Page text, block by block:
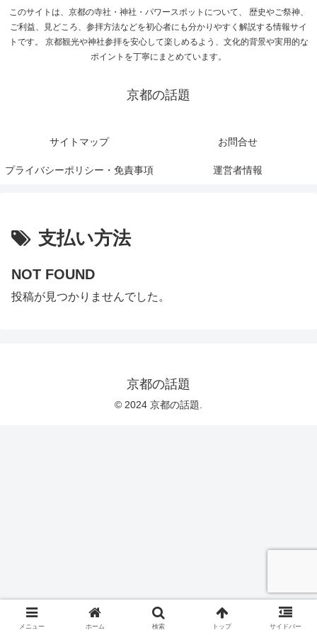
このサイトは、京都の寺社・神社・パワースポットについて、 歴史やご祭神、
ご利益、見どころ、参拝方法などを初心者にも分かりやすく解説する情報サイ
トです。 京都観光や神社参拝を安心して楽しめるよう、文化的背景や実用的な
ポイントを丁寧にまとめています。
京都の話題
サイトマップ お問合せ
プライバシーポリシー・免責事項 運営者情報
支払い方法
NOT FOUND
投稿が見つかりませんでした。
京都の話題
© 2024 京都の話題.
メニュー ホーム 検索 トップ サイドバー